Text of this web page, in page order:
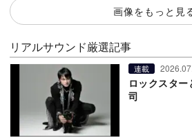
画像をもっと見
リアルサウンド厳選記事
連載
ロックスタ
司